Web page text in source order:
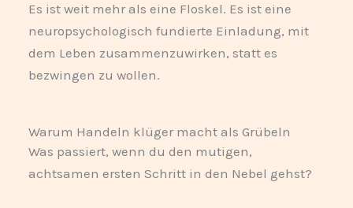
Es ist weit mehr als eine Floskel. Es ist eine
neuropsychologisch fundierte Einladung, mit
dem Leben zusammenzuwirken, statt es
bezwingen zu wollen.
Warum Handeln klüger macht als Grübeln
Was passiert, wenn du den mutigen,
achtsamen ersten Schritt in den Nebel gehst?